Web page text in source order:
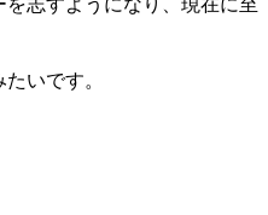
いです。